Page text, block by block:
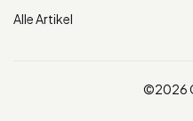
Alle Artikel
©2026